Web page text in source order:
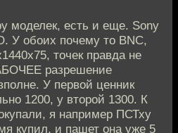
моделек, есть и еще. Sony
У обоих почему то BNC,
точек правда не
разрешение
У первой ценник
1200, у второй 1300. К
я например ПСТху
купил, и пашет она уже 5